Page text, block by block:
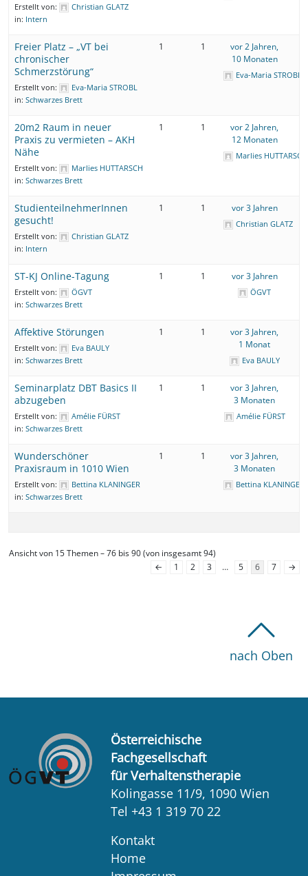
Erstellt von:
Christian GLATZ
in: Intern
Freier Platz – „VT bei
chronischer
Schmerzstörung“
Erstellt von:
Eva-Maria STROBL
in: Schwarzes Brett
1 1
vor 2 Jahren,
10 Monaten
Eva-Maria STROBL
20m2 Raum in neuer
Praxis zu vermieten – AKH
Nähe
Erstellt von:
Marlies HUTTARSCH
in: Schwarzes Brett
1 1
vor 2 Jahren,
12 Monaten
Marlies HUTTARSCH
StudienteilnehmerInnen
gesucht!
Erstellt von:
Christian GLATZ
in: Intern
1 1 vor 3 Jahren
Christian GLATZ
ST-KJ Online-Tagung
Erstellt von:
ÖGVT
in: Schwarzes Brett
1 1 vor 3 Jahren
ÖGVT
Affektive Störungen
Erstellt von:
Eva BAULY
in: Schwarzes Brett
1 1
vor 3 Jahren,
1 Monat
Eva BAULY
Seminarplatz DBT Basics II
abzugeben
Erstellt von:
Amélie FÜRST
in: Schwarzes Brett
1 1
vor 3 Jahren,
3 Monaten
Amélie FÜRST
Wunderschöner
Praxisraum in 1010 Wien
Erstellt von:
Bettina KLANINGER
in: Schwarzes Brett
1 1
vor 3 Jahren,
3 Monaten
Bettina KLANINGER
Ansicht von 15 Themen – 76 bis 90 (von insgesamt 94)
←
1 2 3 … 5 6 7 →
nach Oben
Österreichische
Fachgesellschaft
für Verhaltenstherapie
Kolingasse 11/9, 1090 Wien
Tel +43 1 319 70 22
Kontakt
Home